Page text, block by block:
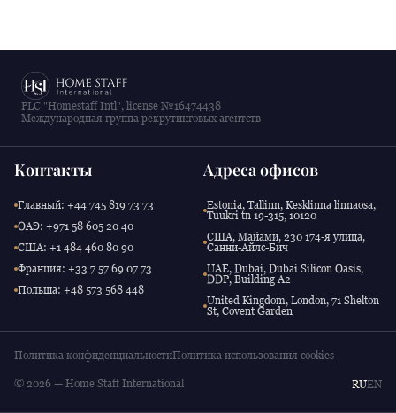
PLC "Homestaff Intl", license №16474438
Международная группа рекрутинговых агентств
Контакты
Главный: +44 745 819 73 73
ОАЭ: +971 58 605 20 40
США: +1 484 460 80 90
Франция: +33 7 57 69 07 73
Польша: +48 573 568 448
Адреса офисов
Estonia, Tallinn, Kesklinna linnaosa,
Tuukri tn 19-315, 10120
США, Майами, 230 174-я улица,
Санни-Айлс-Бич
UAE, Dubai, Dubai Silicon Oasis,
DDP, Building A2
United Kingdom, London, 71 Shelton
St, Covent Garden
Политика конфиденциальностиПолитика использования cookies
© 2026 — Home Staff International RUEN